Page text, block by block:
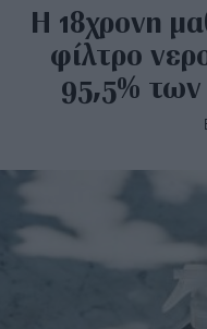
Η 18χρονη
φίλτρο
95,5%